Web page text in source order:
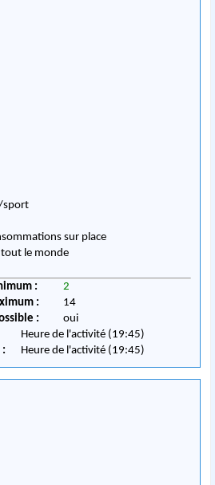
sport
consommations sur place
le monde
:
2
:
14
:
oui
Heure de l'activité (19:45)
Heure de l'activité (19:45)